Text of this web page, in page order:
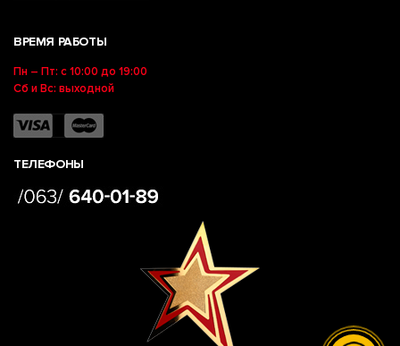
ВРЕМЯ РАБОТЫ
Пн – Пт: с 10:00 до 19:00
Сб и Вс: выходной
ТЕЛЕФОНЫ